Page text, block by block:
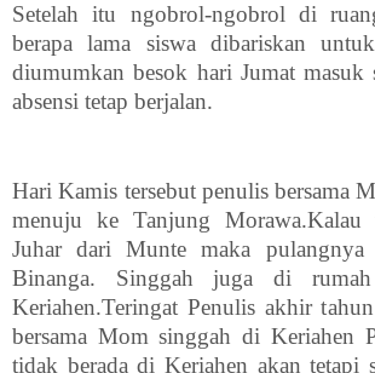
Setelah itu ngobrol-ngobrol di
berapa lama siswa dibariskan
diumumkan besok hari Jumat masuk
absensi tetap berjalan.
Hari Kamis tersebut penulis bersama
menuju ke Tanjung
Juhar dari Munte maka
Binanga. Singgah juga di
Keriahen.Teringat Penulis akhir
bersama Mom singgah di Keriahen
tidak berada di Keriahen akan tetapi